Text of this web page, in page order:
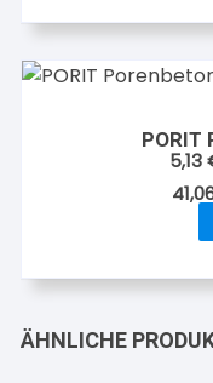
PORIT
5,13
ÄHNLICHE